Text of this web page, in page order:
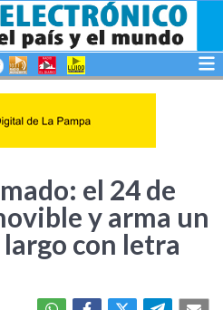
el 24 de
y arma un
con letra